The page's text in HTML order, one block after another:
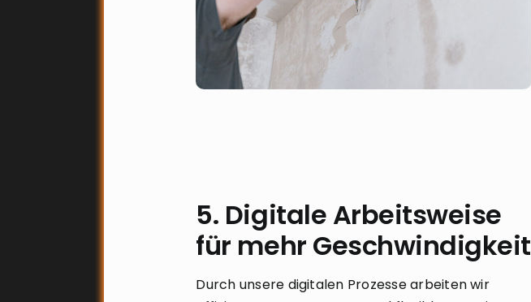
5. Digitale Arbeitsweise
für mehr Geschwindigkeit
Durch unsere digitalen Prozesse arbeiten wir